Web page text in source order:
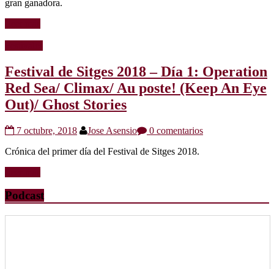
gran ganadora.
Festival de Sitges 2018 – Día 1: Operation
Red Sea/ Climax/ Au poste! (Keep An Eye
Out)/ Ghost Stories
7 octubre, 2018 Jose Asensio
0 comentarios
Crónica del primer día del Festival de Sitges 2018.
Podcast